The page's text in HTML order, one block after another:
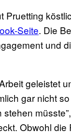
Pruetting
Seite. Die
und
geleistet
gar nicht
Obwohl